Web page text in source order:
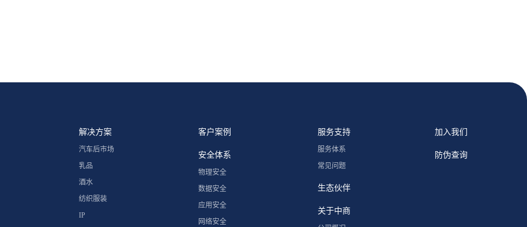
解决方案
汽车后市场
乳品
酒水
纺织服装
IP
客户案例
安全体系
物理安全
数据安全
应用安全
网络安全
服务支持
服务体系
常见问题
生态伙伴
关于中商
加入我们
防伪查询